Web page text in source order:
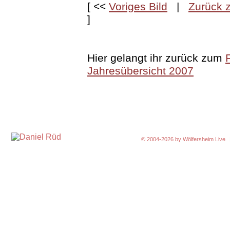
[ << Voriges Bild | Zurück
]
Hier gelangt ihr zurück zum
Jahresübersicht 2007
© 2004-2026 by Wölfersheim Live